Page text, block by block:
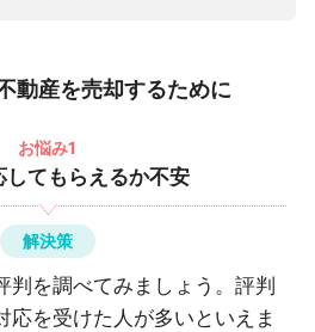
動産を売却するために
お悩み1
してもらえるか不安
解決策
判を調べてみましょう。評判
応を受けた人が多いといえま